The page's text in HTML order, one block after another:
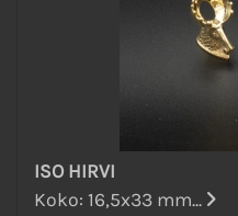
ISO HIRVI
Koko: 16,5x33 mm...